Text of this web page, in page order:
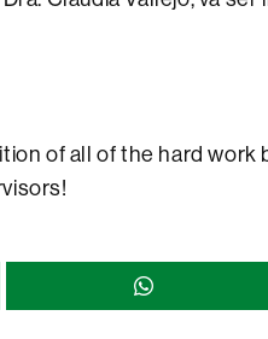
of all of the hard work